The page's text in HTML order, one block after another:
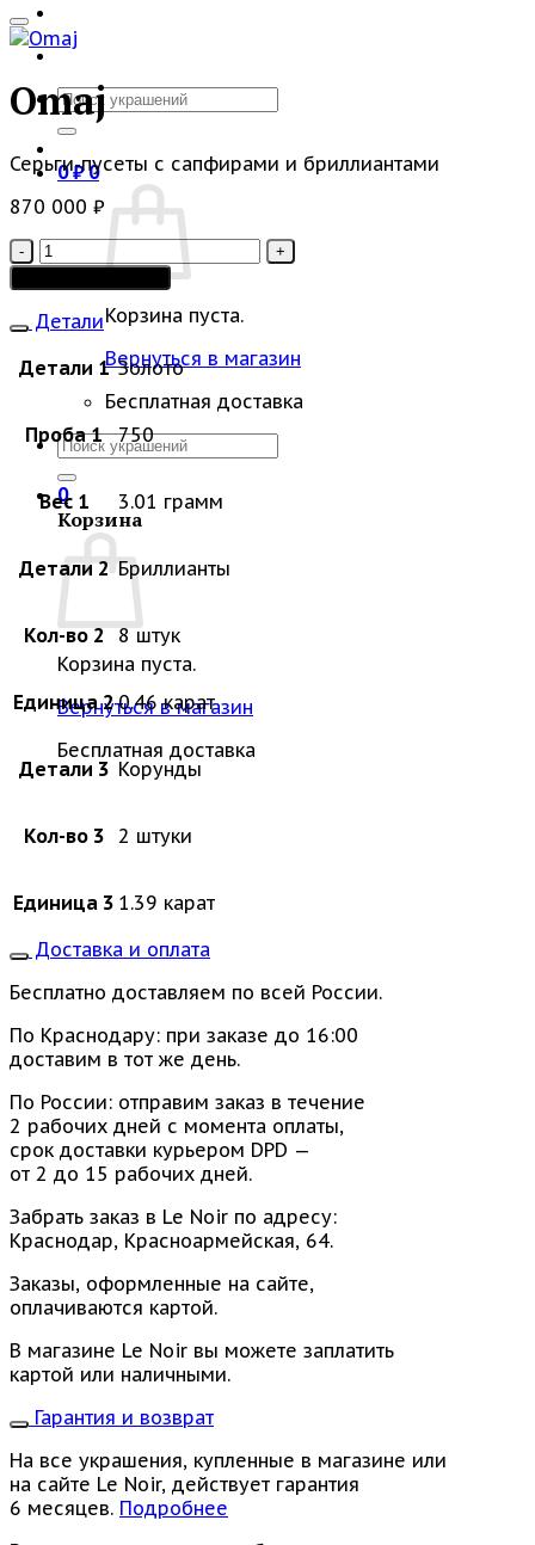
Искать:
0₽ 0
Корзина пуста.
Вернуться в магазин
Бесплатная доставка
Искать:
0
Корзина
Корзина пуста.
Вернуться в магазин
Бесплатная доставка
Omaj
Серьги-пусеты с сапфирами и бриллиантами
870 000 ₽
Количество
товара
Omaj
Детали
Детали 1 Золото
Проба 1 750
Вес 1 3.01 грамм
Детали 2 Бриллианты
Кол-во 2 8 штук
Единица 2 0.46 карат
Детали 3 Корунды
Кол-во 3 2 штуки
Единица 3 1.39 карат
Доставка и оплата
Бесплатно доставляем по всей России.
По Краснодару: при заказе до 16:00
доставим в тот же день.
По России: отправим заказ в течение
2 рабочих дней с момента оплаты,
срок доставки курьером DPD —
от 2 до 15 рабочих дней.
Забрать заказ в Le Noir по адресу:
Краснодар, Красноармейская, 64.
Заказы, оформленные на сайте,
оплачиваются картой.
В магазине Le Noir вы можете заплатить
картой или наличными.
Гарантия и возврат
На все украшения, купленные в магазине или
на сайте Le Noir, действует гарантия
6 месяцев. Подробнее